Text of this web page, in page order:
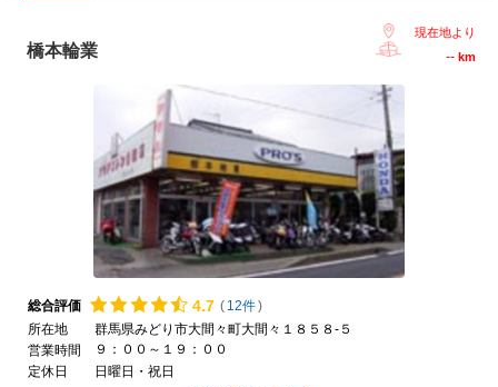
橋本輪業
現在地より
-- km
総合評価 4.7 ( 12件)
所在地
群馬県みどり市大間々町大間々１８５８-５
営業時間
９：００～１９：００
定休日
日曜日・祝日